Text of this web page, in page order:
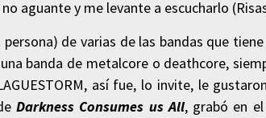
aguante y me levante a escucharlo
de varias de las bandas que
una banda de metalcore o deathcore,
así fue, lo invite, le
Darkness Consumes us All, grabó en